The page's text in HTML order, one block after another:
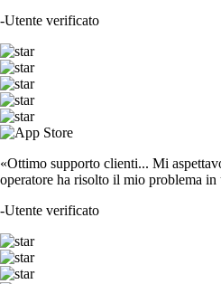
-Utente verificato
«Ottimo supporto clienti... Mi
operatore ha risolto il mio problema in
-Utente verificato